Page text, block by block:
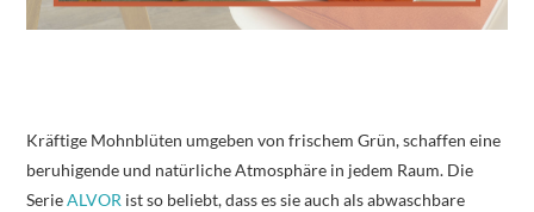
Kräftige Mohnblüten umgeben von frischem Grün, schaffen eine
beruhigende und natürliche Atmosphäre in jedem Raum. Die
SerieALVOR ist so beliebt, dass es sie auch als abwaschbare